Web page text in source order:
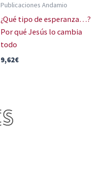
Publicaciones Andamio
¿Qué tipo de esperanza…?
Por qué Jesús lo cambia
todo
9,62€